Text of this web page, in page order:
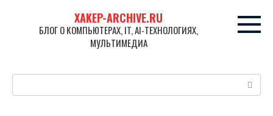
XAKEP-ARCHIVE.RU
БЛОГ О КОМПЬЮТЕРАХ, IT, AI-ТЕХНОЛОГИЯХ,
МУЛЬТИМЕДИА
Поиск: